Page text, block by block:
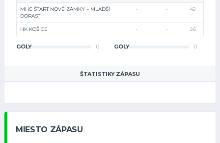
MHC ŠTART NOVÉ ZÁMKY – MLADŠÍ
DORAST
- - 42
HK KOŠICE - - 26
GÓLY 0 GÓLY 0
ŠTATISTIKY ZÁPASU
MIESTO ZÁPASU